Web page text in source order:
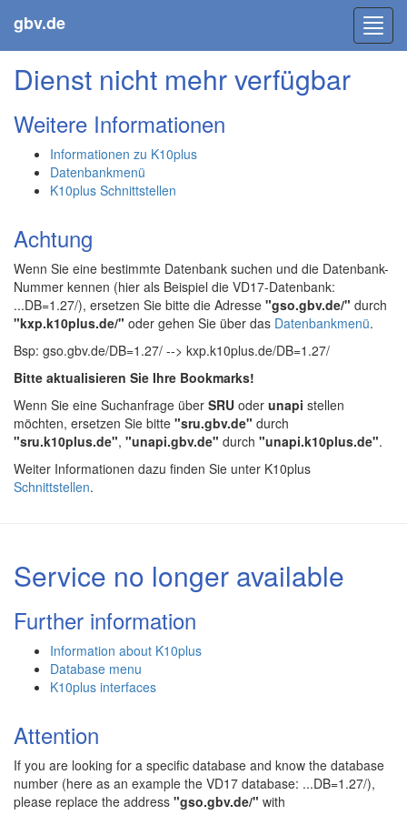
gbv.de
Dienst nicht mehr verfügbar
Weitere Informationen
Informationen zu K10plus
Datenbankmenü
K10plus Schnittstellen
Achtung
Wenn Sie eine bestimmte Datenbank suchen und die Datenbank-
Nummer kennen (hier als Beispiel die VD17-Datenbank:
...DB=1.27/), ersetzen Sie bitte die Adresse "gso.gbv.de/" durch
"kxp.k10plus.de/" oder gehen Sie über das Datenbankmenü.
Bsp: gso.gbv.de/DB=1.27/ --> kxp.k10plus.de/DB=1.27/
Bitte aktualisieren Sie Ihre Bookmarks!
Wenn Sie eine Suchanfrage über SRU oder unapi stellen
möchten, ersetzen Sie bitte "sru.gbv.de" durch
"sru.k10plus.de", "unapi.gbv.de" durch "unapi.k10plus.de".
Weiter Informationen dazu finden Sie unter K10plus
Schnittstellen.
Service no longer available
Further information
Information about K10plus
Database menu
K10plus interfaces
Attention
If you are looking for a specific database and know the database
number (here as an example the VD17 database: ...DB=1.27/),
please replace the address "gso.gbv.de/" with